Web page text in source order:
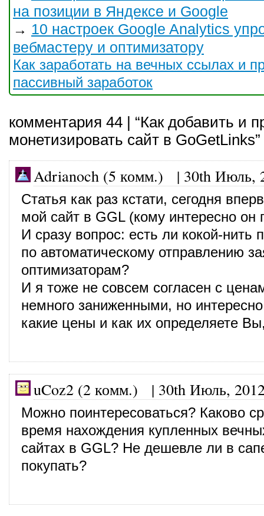
на позиции в Яндексе и Google
→ 10 настроек Google Analytics
вебмастеру и оптимизатору
Как заработать на вечных ссылах и
пассивный заработок
комментария 44 | “Как добавить и
монетизировать сайт в GoGetLinks”
Adrianoch (5 комм.) | 30th Июль,
Статья как раз кстати, сегодня
мой сайт в GGL (кому интересно
И сразу вопрос: есть ли кокой-нить
по автоматическому отправлению
оптимизаторам?
И я тоже не совсем согласен с
немного заниженными, но
какие цены и как их определяете
uCoz2 (2 комм.) | 30th Июль,
Можно поинтересоваться? Каково
время нахождения купленных
сайтах в GGL? Не дешевле ли в
покупать?